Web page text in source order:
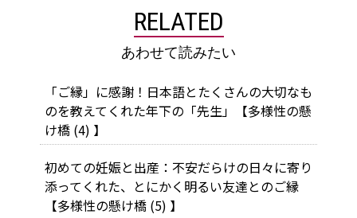
RELATED
あわせて読みたい
「ご縁」に感謝！日本語とたくさんの大切なも
のを教えてくれた年下の「先生」【多様性の懸
け橋 (4) 】
初めての妊娠と出産：不安だらけの日々に寄り
添ってくれた、とにかく明るい友達とのご縁
【多様性の懸け橋 (5) 】